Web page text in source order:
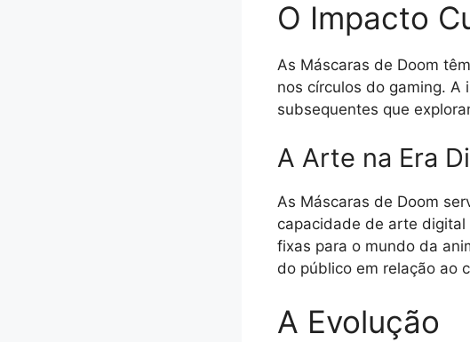
O Impacto
As Máscaras de Doom
nos círculos do gaming. A
subsequentes que
A Arte na Era
As Máscaras de Doom
capacidade de arte
fixas para o mundo da
do público em relação ao
A Evolução